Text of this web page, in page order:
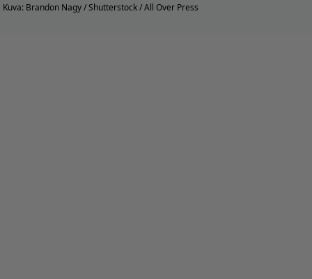
Kuva: Brandon Nagy / Shutterstock / All Over Press